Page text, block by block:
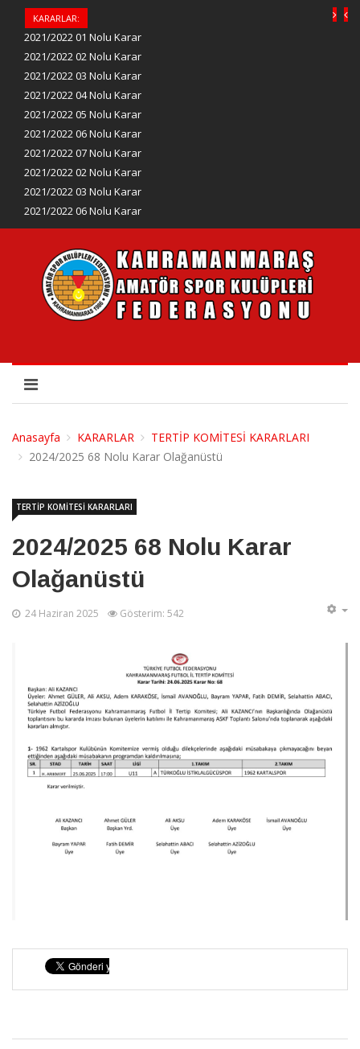
KARARLAR:
2021/2022 01 Nolu Karar
2021/2022 02 Nolu Karar
2021/2022 03 Nolu Karar
2021/2022 04 Nolu Karar
2021/2022 05 Nolu Karar
2021/2022 06 Nolu Karar
2021/2022 07 Nolu Karar
2021/2022 02 Nolu Karar
2021/2022 03 Nolu Karar
2021/2022 06 Nolu Karar
Anasayfa KARARLAR
TERTİP KOMİTESİ KARARLARI
2024/2025 68 Nolu Karar Olağanüstü
2024/2025 68 Nolu Karar
Olağanüstü
TERTİP KOMİTESİ KARARLARI
24 Haziran 2025 Gösterim: 542